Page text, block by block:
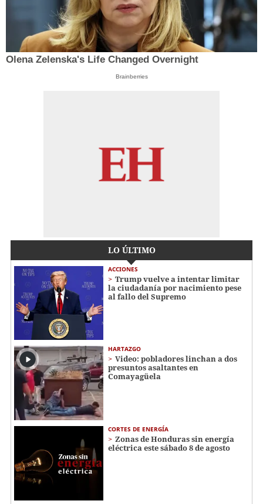
Olena Zelenska's Life Changed Overnight
Brainberries
LO ÚLTIMO
ACCIONES
Trump vuelve a intentar limitar
la ciudadanía por nacimiento pese
al fallo del Supremo
HARTAZGO
Video: pobladores linchan a dos
presuntos asaltantes en
Comayagüela
CORTES DE ENERGÍA
Zonas de Honduras sin energía
eléctrica este sábado 8 de agosto